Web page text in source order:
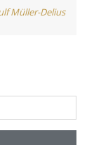
Müller-Delius